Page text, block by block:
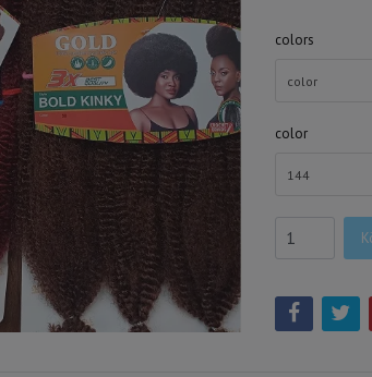
colors
color
color
144